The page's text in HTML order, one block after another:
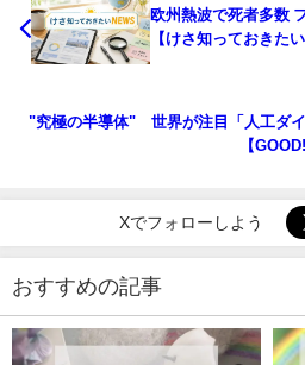
欧州熱波で死者多数
【けさ知っておきた
"究極の半導体" 世界が注目「人工ダイ
【
Xでフォローしよう
おすすめの記事